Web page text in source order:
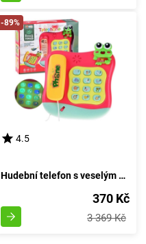
-89%
4.5
Hudební telefon s veselým žábrem v barvách
370 Kč
3 369 Kč